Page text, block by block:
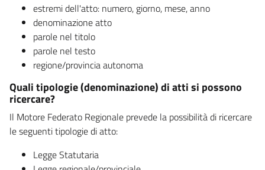
estremi dell'atto: numero, giorno, mese, anno
denominazione atto
parole nel titolo
parole nel testo
regione/provincia autonoma
Quali tipologie (denominazione) di atti si possono
ricercare?
Il Motore Federato Regionale prevede la possibilità di ricercare
le seguenti tipologie di atto:
Legge Statutaria